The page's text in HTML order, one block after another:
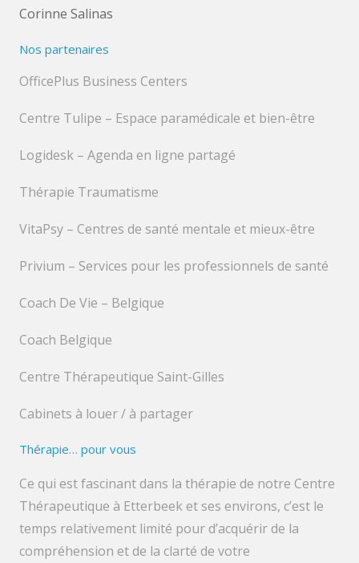
Corinne Salinas
Nos partenaires
OfficePlus Business Centers
Centre Tulipe – Espace paramédicale et bien-être
Logidesk – Agenda en ligne partagé
Thérapie Traumatisme
VitaPsy – Centres de santé mentale et mieux-être
Privium – Services pour les professionnels de santé
Coach De Vie – Belgique
Coach Belgique
Centre Thérapeutique Saint-Gilles
Cabinets à louer / à partager
Thérapie… pour vous
Ce qui est fascinant dans la thérapie de notre Centre
Thérapeutique à Etterbeek et ses environs, c’est le
temps relativement limité pour d’acquérir de la
compréhension et de la clarté de votre